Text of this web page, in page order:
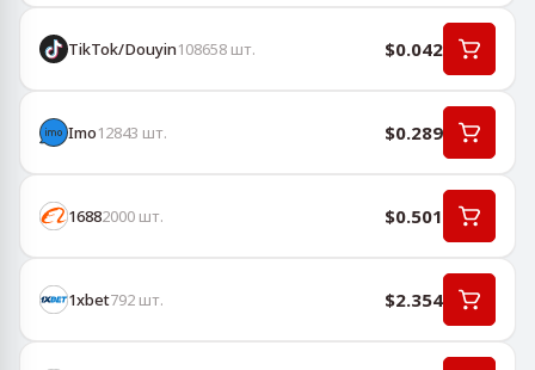
TikTok/Douyin108658 шт. $0.042
Imo12843 шт. $0.289
16882000 шт. $0.501
1хbet792 шт. $2.354